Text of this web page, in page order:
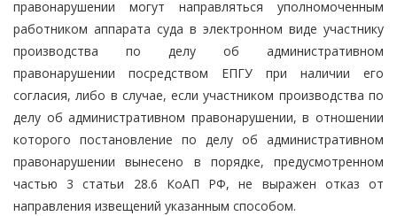
правонарушении могут направляться уполномоченным
работником аппарата суда в электронном виде участнику
производства по делу об административном
правонарушении посредством ЕПГУ при наличии его
согласия, либо в случае, если участником производства по
делу об административном правонарушении, в отношении
которого постановление по делу об административном
правонарушении вынесено в порядке, предусмотренном
частью 3 статьи 28.6 КоАП РФ, не выражен отказ от
направления извещений указанным способом.